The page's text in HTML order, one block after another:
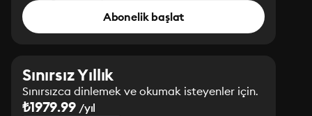
Abonelik başlat
Sınırsız Yıllık
Sınırsızca dinlemek ve okumak isteyenler için.
₺1979.99/yıl